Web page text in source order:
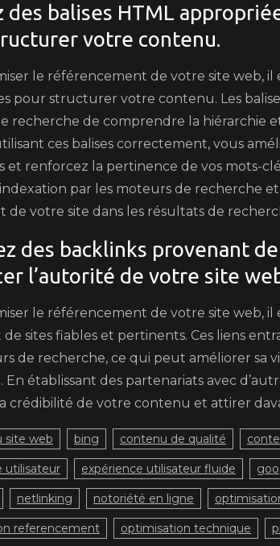
des balises HTML
votre contenu.
le référencement de votre site web, il
pour structurer votre contenu. Les
recherche de comprendre la hiérarchie
ces balises correctement, vous
et renforcez la pertinence de vos mots-
par les moteurs de recherche
de votre site dans les résultats de
des backlinks provenant
l’autorité de votre site
le référencement de votre site web, il
sites fiables et pertinents. Ces liens
de recherche, ce qui peut améliorer sa
En établissant des partenariats avec
crédibilité de votre contenu et attirer
site web bing contenu de qualité
utilisateur expérience utilisateur fluide
netlinking notoriété en ligne
referencement optimisation technique